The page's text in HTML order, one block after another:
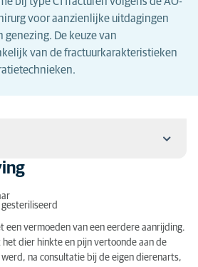
voor aanzienlijke uitdagingen
De keuze van
van de fractuurkarakteristieken
een vermoeden van een eerdere aanrijding.
dier hinkte en pijn vertoonde aan de
na consultatie bij de eigen dierenarts,